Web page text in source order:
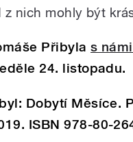
z nich mohly být
Přibylas
24. listopadu.
Dobytí Měsíce.
ISBN 978-80-